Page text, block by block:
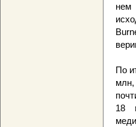
нем
По
18